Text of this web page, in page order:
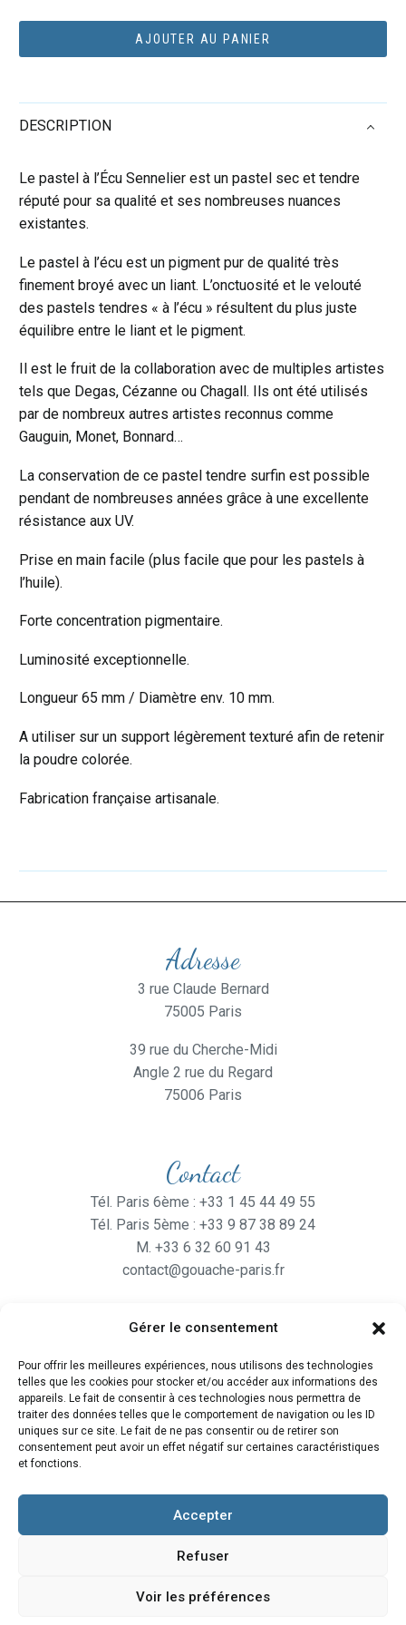
Gérer le consentement
Pour offrir les meilleures expériences, nous utilisons des technologies
telles que les cookies pour stocker et/ou accéder aux informations des
appareils. Le fait de consentir à ces technologies nous permettra de
traiter des données telles que le comportement de navigation ou les ID
uniques sur ce site. Le fait de ne pas consentir ou de retirer son
consentement peut avoir un effet négatif sur certaines caractéristiques
et fonctions.
Accepter
Refuser
Voir les préférences
à
Sennelier
–
van
dyck
434
AJOUTER AU PANIER
DESCRIPTION
Le pastel à l’Écu Sennelier est un pastel sec et tendre
réputé pour sa qualité et ses nombreuses nuances
existantes.
Le pastel à l’écu est un pigment pur de qualité très
finement broyé avec un liant. L’onctuosité et le velouté
des pastels tendres « à l’écu » résultent du plus juste
équilibre entre le liant et le pigment.
Il est le fruit de la collaboration avec de multiples artistes
tels que Degas, Cézanne ou Chagall. Ils ont été utilisés
par de nombreux autres artistes reconnus comme
Gauguin, Monet, Bonnard…
La conservation de ce pastel tendre surfin est possible
pendant de nombreuses années grâce à une excellente
résistance aux UV.
Prise en main facile (plus facile que pour les pastels à
l’huile).
Forte concentration pigmentaire.
Luminosité exceptionnelle.
Longueur 65 mm / Diamètre env. 10 mm.
A utiliser sur un support légèrement texturé afin de retenir
la poudre colorée.
Fabrication française artisanale.
Adresse
3 rue Claude Bernard
75005 Paris
39 rue du Cherche-Midi
Angle 2 rue du Regard
75006 Paris
Contact
Tél. Paris 6ème : +33 1 45 44 49 55
Tél. Paris 5ème : +33 9 87 38 89 24
M. +33 6 32 60 91 43
contact@gouache-paris.fr
Ouvertdu lundi au Vendredi
de 9H30 à 19H
et le Samedi de 10H à 19H